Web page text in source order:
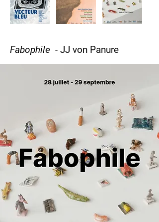
Fabophile - JJ von Panure